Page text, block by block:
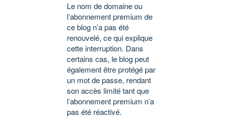
Le nom de domaine ou
l’abonnement premium de
ce blog n’a pas été
renouvelé, ce qui explique
cette interruption. Dans
certains cas, le blog peut
également être protégé par
un mot de passe, rendant
son accès limité tant que
l’abonnement premium n’a
pas été réactivé.